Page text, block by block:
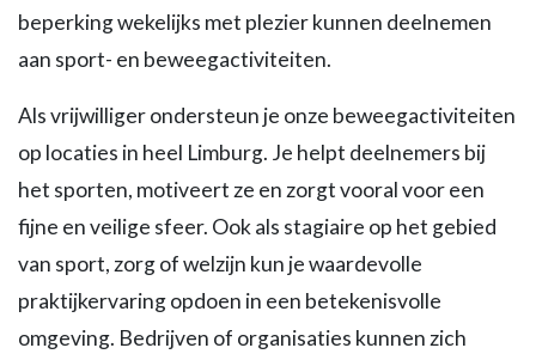
beperking wekelijks met plezier kunnen deelnemen
aan sport- en beweegactiviteiten.
Als vrijwilliger ondersteun je onze beweegactiviteiten
op locaties in heel Limburg. Je helpt deelnemers bij
het sporten, motiveert ze en zorgt vooral voor een
fijne en veilige sfeer. Ook als stagiaire op het gebied
van sport, zorg of welzijn kun je waardevolle
praktijkervaring opdoen in een betekenisvolle
omgeving. Bedrijven of organisaties kunnen zich